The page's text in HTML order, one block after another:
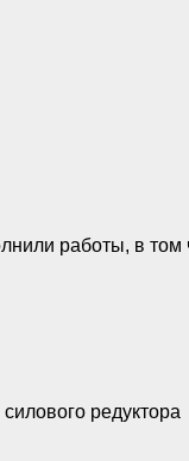
работы, в том